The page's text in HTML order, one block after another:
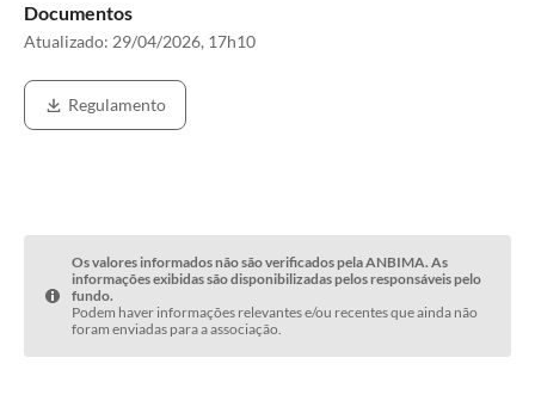
Documentos
Atualizado: 29/04/2026, 17h10
Regulamento
Os valores informados não são verificados pela ANBIMA. As
informações exibidas são disponibilizadas pelos responsáveis pelo
fundo.
Podem haver informações relevantes e/ou recentes que ainda não
foram enviadas para a associação.